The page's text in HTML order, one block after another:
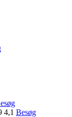
4,1 Besøg